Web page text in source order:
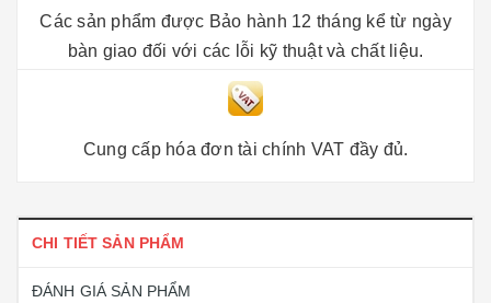
Các sản phẩm được Bảo hành 12 tháng kể từ ngày
bàn giao đối với các lỗi kỹ thuật và chất liệu.
Cung cấp hóa đơn tài chính VAT đầy đủ.
CHI TIẾT SẢN PHẨM
ĐÁNH GIÁ SẢN PHẨM